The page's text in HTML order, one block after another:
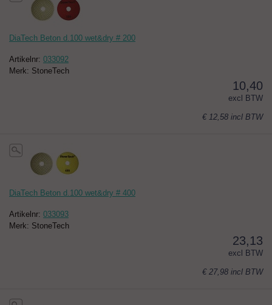
DiaTech Beton d.100 wet&dry # 200
Artikelnr: 033092
Merk: StoneTech
10,40
excl BTW
€ 12,58 incl BTW
DiaTech Beton d.100 wet&dry # 400
Artikelnr: 033093
Merk: StoneTech
23,13
excl BTW
€ 27,98 incl BTW